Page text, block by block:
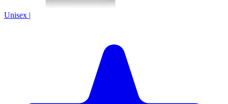
Unisex |